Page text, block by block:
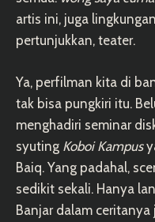
artis ini, juga
pertunjukkan, teater.
Ya, perfilman kita di
tak bisa pungkiri itu.
menghadiri seminar
syuting Koboi Kampus
Baiq. Yang padahal,
sedikit sekali. Hanya
Banjar dalam